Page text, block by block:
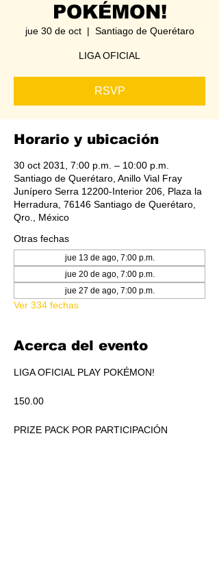
POKÉMON!
jue 30 de oct
  |
Santiago de Querétaro
LIGA OFICIAL
RSVP
Horario y ubicación
30 oct 2031, 7:00 p.m. – 10:00 p.m.
Santiago de Querétaro, Anillo Vial Fray
Junípero Serra 12200-Interior 206, Plaza la
Herradura, 76146 Santiago de Querétaro,
Qro., México
Otras fechas
jue 13 de ago, 7:00 p.m.
jue 20 de ago, 7:00 p.m.
jue 27 de ago, 7:00 p.m.
Ver 334 fechas
Acerca del evento
LIGA OFICIAL PLAY POKÉMON!
150.00
PRIZE PACK POR PARTICIPACIÓN